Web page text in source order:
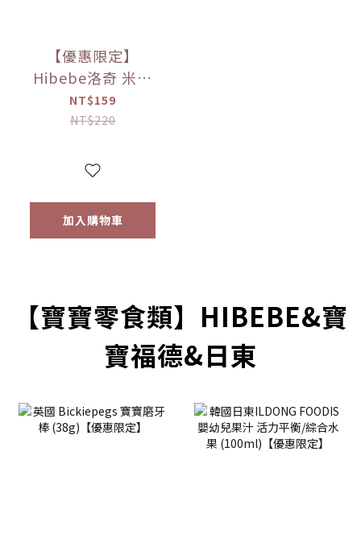
【優惠限定】
Hibebe洛奇 米米
花-韓國甜南瓜/紫
薯/韓國蘋果+胡蘿
NT$159
NT$220
加入購物車
【寶寶零食類】HIBEBE&寶
寶福德&日東